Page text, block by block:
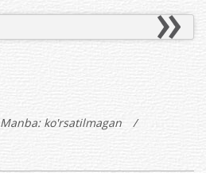
Manba: ko'rsatilmagan
/